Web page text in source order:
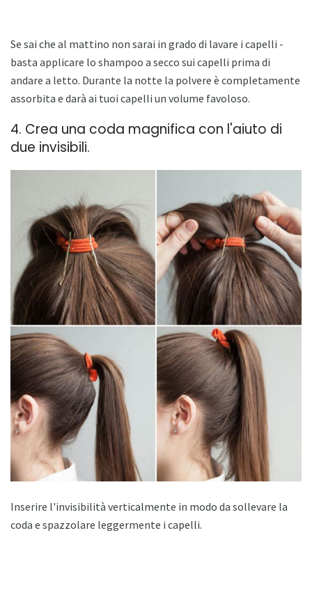
Se sai che al mattino non sarai in grado di lavare i capelli -
basta applicare lo shampoo a secco sui capelli prima di
andare a letto. Durante la notte la polvere è completamente
assorbita e darà ai tuoi capelli un volume favoloso.
4. Crea una coda magnifica con l'aiuto di
due invisibili.
Inserire l'invisibilità verticalmente in modo da sollevare la
coda e spazzolare leggermente i capelli.